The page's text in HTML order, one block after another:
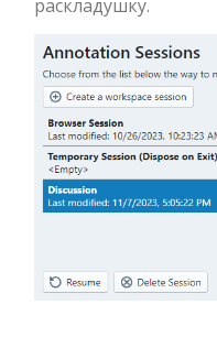
раскладушку.